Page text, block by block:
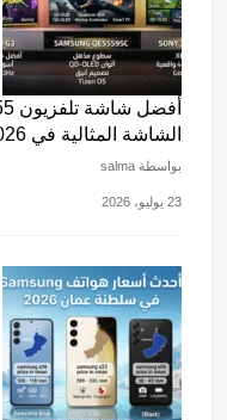
الشاشة المثالية في 2026
بواسطة salma
23 يوليو، 2026